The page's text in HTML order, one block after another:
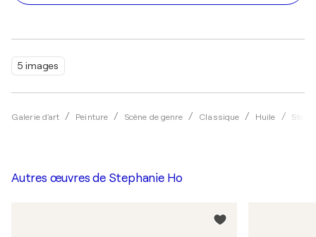
5 images
Galerie d'art Peinture Scène de genre Classique Huile
Autres œuvres de Stephanie Ho